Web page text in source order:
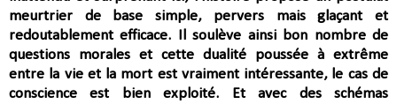
meurtrier de base simple, pervers mais glaçant et
redoutablement efficace. Il soulève ainsi bon nombre de
questions morales et cette dualité poussée à extrême
entre la vie et la mort est vraiment intéressante, le cas de
conscience est bien exploité. Et avec des schémas